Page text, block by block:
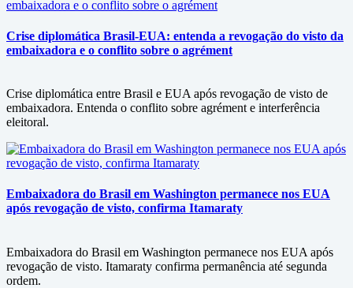
Crise diplomática Brasil-EUA: entenda a revogação do visto da
embaixadora e o conflito sobre o agrément
Crise diplomática entre Brasil e EUA após revogação de visto de
embaixadora. Entenda o conflito sobre agrément e interferência
eleitoral.
Embaixadora do Brasil em Washington permanece nos EUA
após revogação de visto, confirma Itamaraty
Embaixadora do Brasil em Washington permanece nos EUA após
revogação de visto. Itamaraty confirma permanência até segunda
ordem.